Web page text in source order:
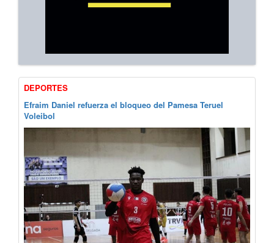
DEPORTES
Efraim Daniel refuerza el bloqueo del Pamesa Teruel
Voleibol